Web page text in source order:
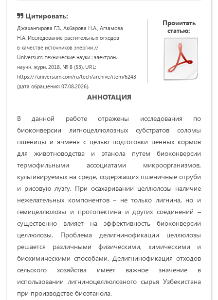
Цитировать:
Джахангирова Г.З., Акбарова Н.А., Агзамова
Н.А. Исследование растительных отходов
в качестве источников энергии //
Universum: технические науки : электрон.
научн. журн. 2018. № 8 (53). URL:
https://7universum.com/ru/tech/archive/item/6243
(дата обращения: 07.08.2026).
Прочитать
статью:
АННОТАЦИЯ
В данной работе отражены исследования по
биоконверсии лигноцеллюлозных субстратов соломы
пшеницы и ячменя с целью подготовки ценных кормов
для животноводства и этанола путем биоконверсии
термофильными ассоциатами микроорганизмов,
культивируемых на среде, содержащих пшеничные отруби
и рисовую лузгу. При осахаривании целлюлозы наличие
нежелательных компонентов – не только лигнина, но и
гемицеллюлозы и протопектина и других соединений –
существенно влияет на эффективность биоконверсии
целлюлозы. Проблема делигнинофикации целлюлозы
решается различными физическими, химическими и
биохимическими способами. Делигнинофикация отходов
сельского хозяйства имеет важное значение в
использовании лигниноцеллюлозного сырья Узбекистана
при производстве биоэтанола.